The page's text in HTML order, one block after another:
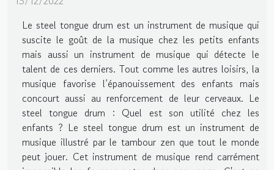
Le steel tongue drum est un instrument de musique qui
suscite le goût de la musique chez les petits enfants
mais aussi un instrument de musique qui détecte le
talent de ces derniers. Tout comme les autres loisirs, la
musique favorise l’épanouissement des enfants mais
concourt aussi au renforcement de leur cerveaux. Le
steel tongue drum : Quel est son utilité chez les
enfants ? Le steel tongue drum est un instrument de
musique illustré par le tambour zen que tout le monde
peut jouer. Cet instrument de musique rend carrément